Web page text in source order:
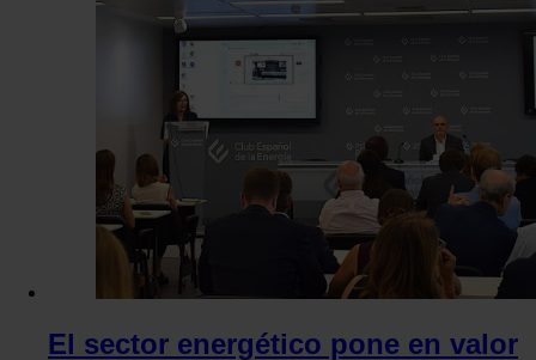
El sector energético pone en valor